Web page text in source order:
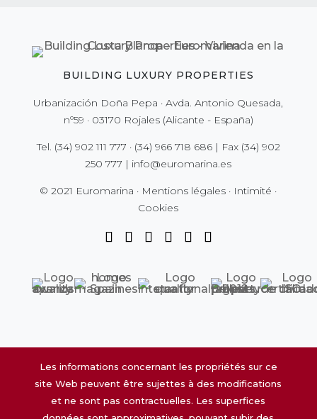
BUILDING LUXURY PROPERTIES
Urbanización Doña Pepa · Avda. Antonio Quesada,
nº59 · 03170 Rojales (Alicante - España)
Tel. (34) 902 111 777 · (34) 966 718 686| Fax (34) 902
250 777 | info@euromarina.es
© 2021 Euromarina · Mentions légales · Intimité ·
Cookies
Les informations concernant les propriétés sur ce
site Web peuvent être sujettes à des modifications
et ne sont pas contractuelles. Les superfices